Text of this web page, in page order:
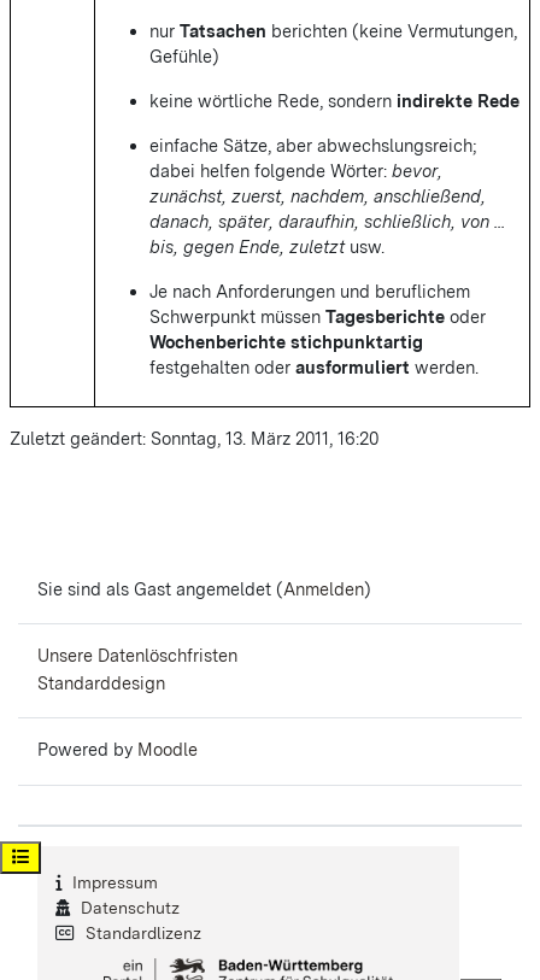
Kursindex öffnen
nur Tatsachen berichten (keine Vermutungen,
Gefühle)
keine wörtliche Rede, sondern indirekte Rede
einfache Sätze, aber abwechslungsreich;
dabei helfen folgende Wörter: bevor,
zunächst, zuerst, nachdem, anschließend,
danach, später, daraufhin, schließlich, von ...
bis, gegen Ende, zuletztusw.
Je nach Anforderungen und beruflichem
Schwerpunkt müssen Tagesberichte oder
Wochenberichte stichpunktartig
festgehalten oder ausformuliert werden.
Zuletzt geändert: Sonntag, 13. März 2011, 16:20
Sie sind als Gast angemeldet (Anmelden)
Unsere Datenlöschfristen
Standarddesign
Powered by Moodle
Impressum
Datenschutz
Standardlizenz